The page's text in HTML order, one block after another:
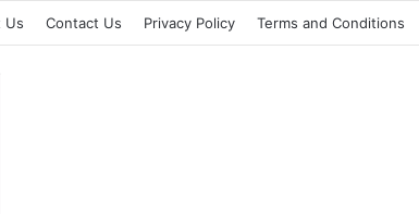
Us Contact Us Privacy Policy Terms and Conditions